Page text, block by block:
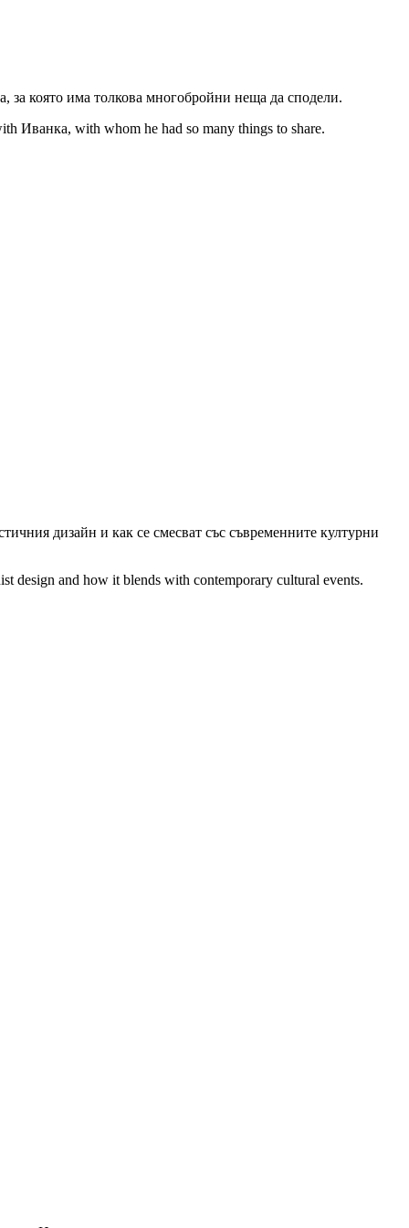
която има толкова многобройни неща да сподели.
Иванка, with whom he had so many things to share.
дизайн и как се смесват със съвременните културни
design and how it blends with contemporary cultural events.